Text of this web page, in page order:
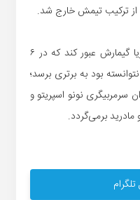
ریو آوه در حالی توانست از سد ویتوریا گیمارش عبور کند که در ۶
نتوانسته بود به برتری برسد؛
سرمربیگری نونو اسپریتو و
مادرید برمی‌گردد.